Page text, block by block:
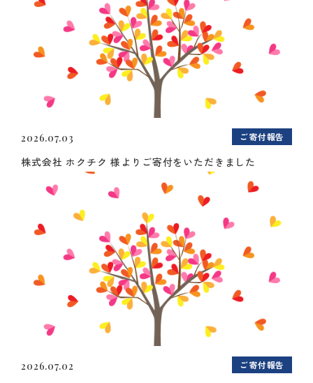
2026.07.03 ご寄付報告
株式会社 ホクチク 様よりご寄付をいただきました
2026.07.02 ご寄付報告